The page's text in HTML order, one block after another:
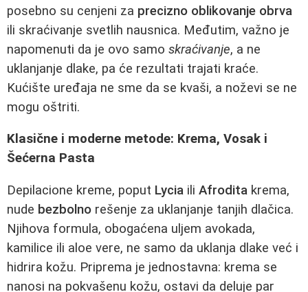
posebno su cenjeni za precizno oblikovanje obrva
ili skraćivanje svetlih nausnica. Međutim, važno je
napomenuti da je ovo samo skraćivanje, a ne
uklanjanje dlake, pa će rezultati trajati kraće.
Kućište uređaja ne sme da se kvaši, a noževi se ne
mogu oštriti.
Klasične i moderne metode: Krema, Vosak i
Šećerna Pasta
Depilacione kreme, poput Lycia ili Afrodita krema,
nude bezbolno rešenje za uklanjanje tanjih dlačica.
Njihova formula, obogaćena uljem avokada,
kamilice ili aloe vere, ne samo da uklanja dlake već i
hidrira kožu. Priprema je jednostavna: krema se
nanosi na pokvašenu kožu, ostavi da deluje par